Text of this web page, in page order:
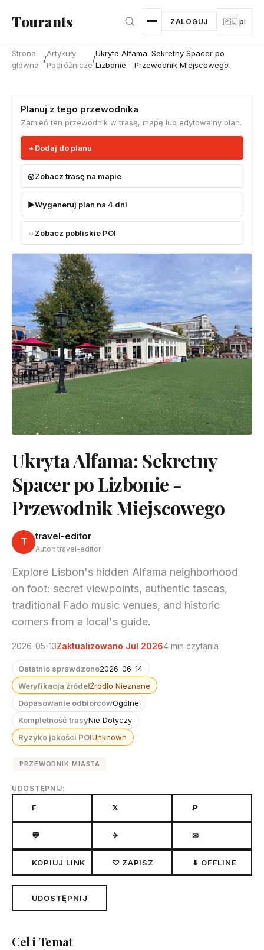
Tourants ZALOGUJ 🇵🇱 pl
Strona
główna
/
Artykuły
Podróżnicze
/
Ukryta Alfama: Sekretny Spacer po
Lizbonie - Przewodnik Miejscowego
Planuj z tego przewodnika
Zamień ten przewodnik w trasę, mapę lub edytowalny plan.
Dodaj do planu
Zobacz trasę na mapie
Wygeneruj plan na 4 dni
Zobacz pobliskie POI
Ukryta Alfama: Sekretny
Spacer po Lizbonie -
Przewodnik Miejscowego
T travel-editor
Autor: travel-editor
Explore Lisbon's hidden Alfama neighborhood
on foot: secret viewpoints, authentic tascas,
traditional Fado music venues, and historic
corners from a local's guide.
2026-05-13Zaktualizowano Jul 20264 min czytania
Ostatnio sprawdzono2026-06-14
Weryfikacja źródełŹródło Nieznane
Dopasowanie odbiorcówOgólne
Kompletność trasyNie Dotyczy
Ryzyko jakości POIUnknown
PRZEWODNIK MIASTA
UDOSTĘPNIJ:
F 𝕏 𝙋
💬 ✈ ✉
KOPIUJ LINK ♡ ZAPISZ ⬇ OFFLINE
UDOSTĘPNIJ
Cel i Temat